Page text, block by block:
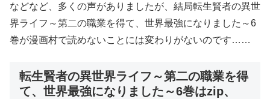
などなど、多くの声がありましたが、結局転生賢者の異世
界ライフ～第二の職業を得て、世界最強になりました～6
巻が漫画村で読めないことには変わりがないのです……
転生賢者の異世界ライフ～第二の職業を得
て、世界最強になりました～6巻はzip、